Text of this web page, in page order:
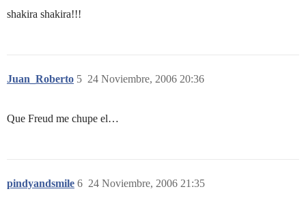
shakira shakira!!!
Juan_Roberto 24 Noviembre, 2006 20:36
5
Que Freud me chupe el…
pindyandsmile 24 Noviembre, 2006 21:35
6